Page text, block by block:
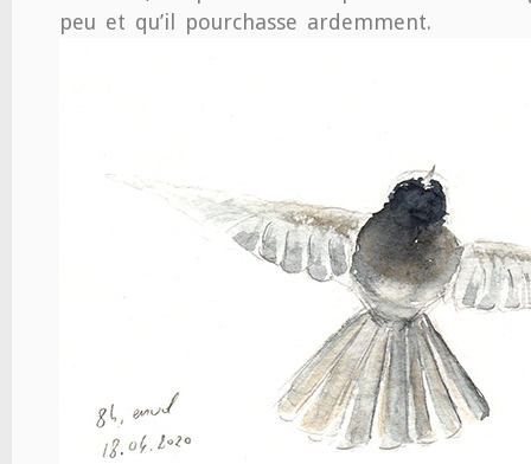
peu et qu’il pourchasse ardemment.